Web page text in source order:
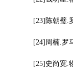
[23]陈朝璧.
[24]周楠.罗
[25]史尚宽.